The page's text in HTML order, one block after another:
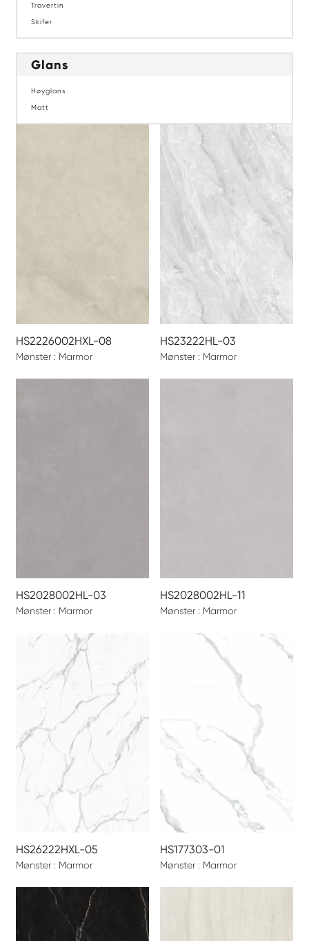
Travertin
Skifer
Glans
Høyglans
Matt
HS2226002HXL-08
Mønster : Marmor
HS23222HL-03
Mønster : Marmor
HS2028002HL-03
Mønster : Marmor
HS2028002HL-11
Mønster : Marmor
HS26222HXL-05
Mønster : Marmor
HS177303-01
Mønster : Marmor